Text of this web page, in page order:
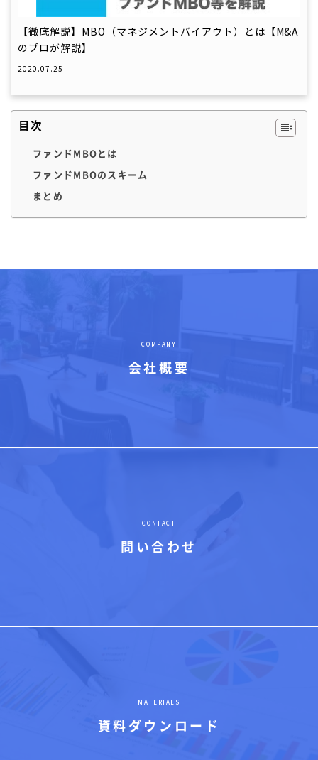
【徹底解説】MBO（マネジメントバイアウト）とは【M&A
のプロが解説】
2020.07.25
目次
ファンドMBOとは
ファンドMBOのスキーム
まとめ
COMPANY
会社概要
CONTACT
問い合わせ
MATERIALS
資料ダウンロード